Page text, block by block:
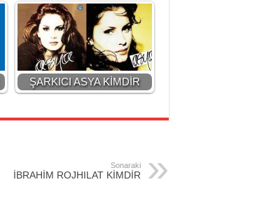
ŞARKICI ASYA KİMDİR
Sonaraki
İBRAHİM ROJHILAT KİMDİR